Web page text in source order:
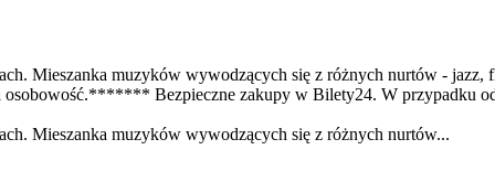
Mieszanka muzyków wywodzących się z różnych nurtów - jazz,
osobowość.******* Bezpieczne zakupy w Bilety24. W przypadku
Mieszanka muzyków wywodzących się z różnych nurtów...